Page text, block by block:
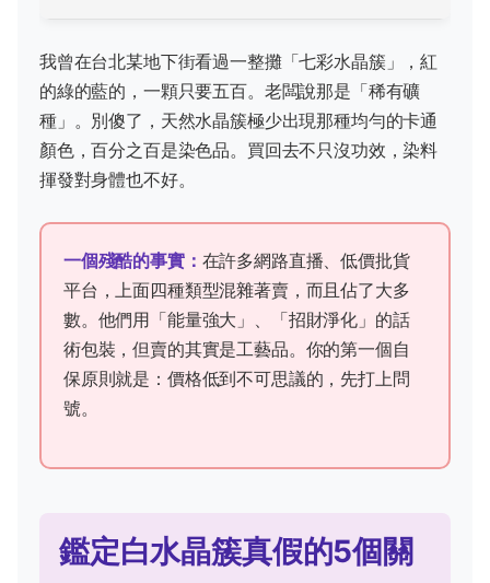
我曾在台北某地下街看過一整攤「七彩水晶簇」，紅
的綠的藍的，一顆只要五百。老闆說那是「稀有礦
種」。別傻了，天然水晶簇極少出現那種均勻的卡通
顏色，百分之百是染色品。買回去不只沒功效，染料
揮發對身體也不好。
一個殘酷的事實： 在許多網路直播、低價批貨
平台，上面四種類型混雜著賣，而且佔了大多
數。他們用「能量強大」、「招財淨化」的話
術包裝，但賣的其實是工藝品。你的第一個自
保原則就是：價格低到不可思議的，先打上問
號。
鑑定白水晶簇真假的5個關